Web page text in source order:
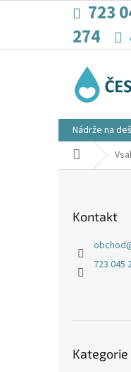
723
274
Nádrže na
Domů
Kontakt
obchod
723 045
kategorie
Kategorie